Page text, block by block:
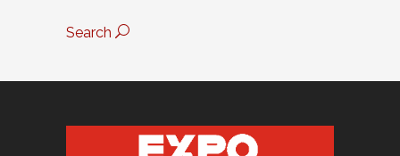
Search